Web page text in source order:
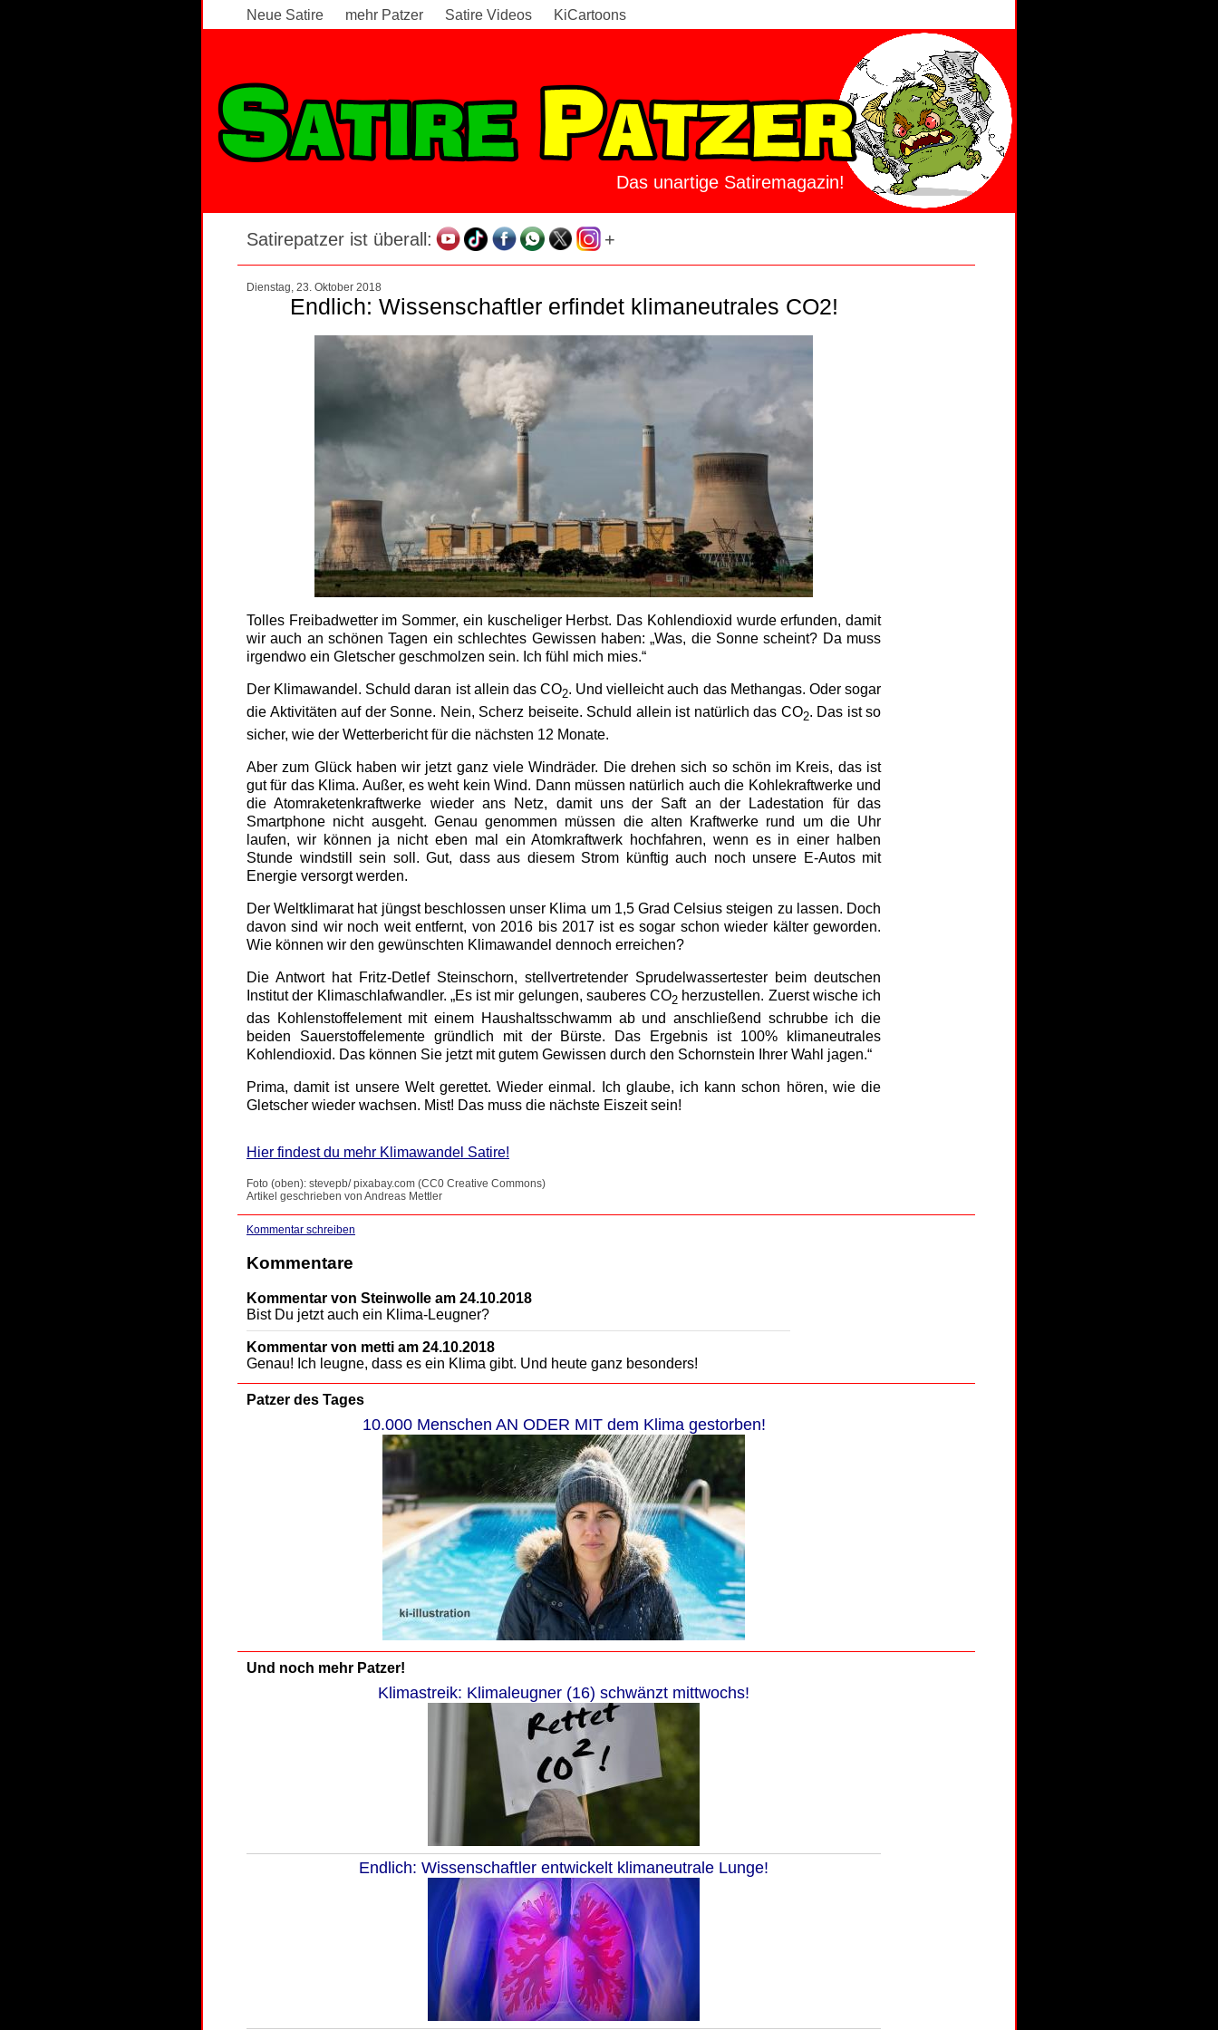
Neue Satire mehr Patzer Satire Videos KiCartoons
Das unartige Satiremagazin!
Satirepatzer ist überall: +
Dienstag, 23. Oktober 2018
Endlich: Wissenschaftler erfindet klimaneutrales CO2!
Tolles Freibadwetter im Sommer, ein kuscheliger Herbst. Das Kohlendioxid wurde erfunden, damit
wir auch an schönen Tagen ein schlechtes Gewissen haben: „Was, die Sonne scheint? Da muss
irgendwo ein Gletscher geschmolzen sein. Ich fühl mich mies.“
Der Klimawandel. Schuld daran ist allein das CO2. Und vielleicht auch das Methangas. Oder sogar
die Aktivitäten auf der Sonne. Nein, Scherz beiseite. Schuld allein ist natürlich das CO2. Das ist so
sicher, wie der Wetterbericht für die nächsten 12 Monate.
Aber zum Glück haben wir jetzt ganz viele Windräder. Die drehen sich so schön im Kreis, das ist
gut für das Klima. Außer, es weht kein Wind. Dann müssen natürlich auch die Kohlekraftwerke und
die Atomraketenkraftwerke wieder ans Netz, damit uns der Saft an der Ladestation für das
Smartphone nicht ausgeht. Genau genommen müssen die alten Kraftwerke rund um die Uhr
laufen, wir können ja nicht eben mal ein Atomkraftwerk hochfahren, wenn es in einer halben
Stunde windstill sein soll. Gut, dass aus diesem Strom künftig auch noch unsere E-Autos mit
Energie versorgt werden.
Der Weltklimarat hat jüngst beschlossen unser Klima um 1,5 Grad Celsius steigen zu lassen. Doch
davon sind wir noch weit entfernt, von 2016 bis 2017 ist es sogar schon wieder kälter geworden.
Wie können wir den gewünschten Klimawandel dennoch erreichen?
Die Antwort hat Fritz-Detlef Steinschorn, stellvertretender Sprudelwassertester beim deutschen
Institut der Klimaschlafwandler. „Es ist mir gelungen, sauberes CO2 herzustellen. Zuerst wische ich
das Kohlenstoffelement mit einem Haushaltsschwamm ab und anschließend schrubbe ich die
beiden Sauerstoffelemente gründlich mit der Bürste. Das Ergebnis ist 100% klimaneutrales
Kohlendioxid. Das können Sie jetzt mit gutem Gewissen durch den Schornstein Ihrer Wahl jagen.“
Prima, damit ist unsere Welt gerettet. Wieder einmal. Ich glaube, ich kann schon hören, wie die
Gletscher wieder wachsen. Mist! Das muss die nächste Eiszeit sein!
Hier findest du mehr Klimawandel Satire!
Foto (oben): stevepb/ pixabay.com (CC0 Creative Commons)
Artikel geschrieben von Andreas Mettler
Kommentar schreiben
Kommentare
Kommentar von Steinwolle am 24.10.2018
Bist Du jetzt auch ein Klima-Leugner?
Kommentar von metti am 24.10.2018
Genau! Ich leugne, dass es ein Klima gibt. Und heute ganz besonders!
Patzer des Tages
10.000 Menschen AN ODER MIT dem Klima gestorben!
Und noch mehr Patzer!
Klimastreik: Klimaleugner (16) schwänzt mittwochs!
Endlich: Wissenschaftler entwickelt klimaneutrale Lunge!